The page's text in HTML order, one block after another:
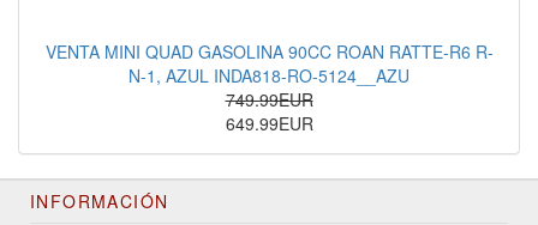
VENTA MINI QUAD GASOLINA 90CC ROAN RATTE-R6 R-
N-1, AZUL INDA818-RO-5124__AZU
749.99EUR
649.99EUR
INFORMACIÓN